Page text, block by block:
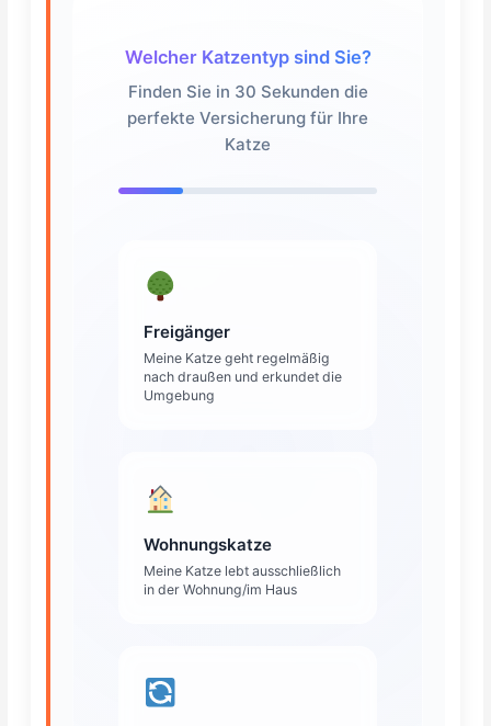
Welcher Katzentyp sind Sie?
Finden Sie in 30 Sekunden die
perfekte Versicherung für Ihre
Katze
Freigänger
Meine Katze geht regelmäßig
nach draußen und erkundet die
Umgebung
Wohnungskatze
Meine Katze lebt ausschließlich
in der Wohnung/im Haus